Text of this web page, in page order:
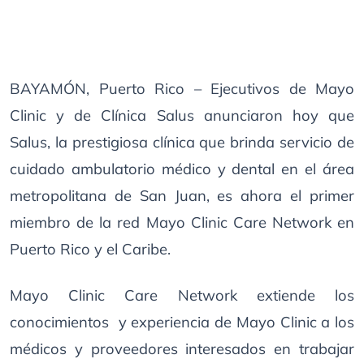
BAYAMÓN, Puerto Rico – Ejecutivos de Mayo
Clinic y de Clínica Salus anunciaron hoy que
Salus, la prestigiosa clínica que brinda servicio de
cuidado ambulatorio médico y dental en el área
metropolitana de San Juan, es ahora el primer
miembro de la red Mayo Clinic Care Network en
Puerto Rico y el Caribe.
Mayo Clinic Care Network extiende los
conocimientos y experiencia de Mayo Clinic a los
médicos y proveedores interesados en trabajar